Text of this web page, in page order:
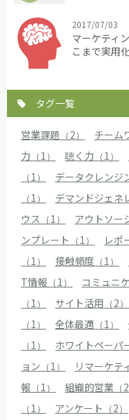
2017/07/03
マーケティ
こまで実用
タグ一覧
営業課題（2） チーム
力（1）
聴く力（1）
（1）
データクレンジ
（1）
デマンドジェネ
ウス（1）
アウトソー
ンプレート（1）
レポ
（1）
接触頻度（1）
T情報（1）
コミュニ
（1）
サイト活用（2）
（1）
全体最適（1）
（1）
ホワイトペーパ
ョン（1）
リマーケテ
報（1）
組織的営業（2
（1）
アンケート（2）